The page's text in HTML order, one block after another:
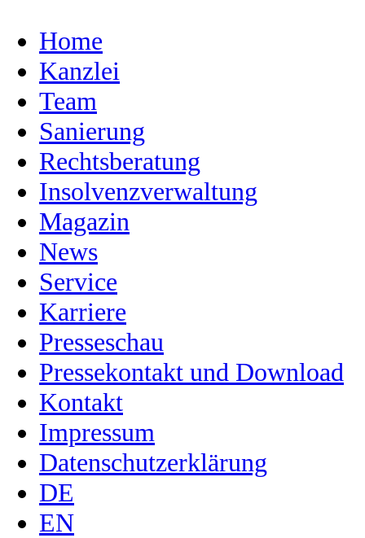
Home
Kanzlei
Team
Sanierung
Rechtsberatung
Insolvenzverwaltung
Magazin
News
Service
Karriere
Presseschau
Pressekontakt und Download
Kontakt
Impressum
Datenschutzerklärung
DE
EN